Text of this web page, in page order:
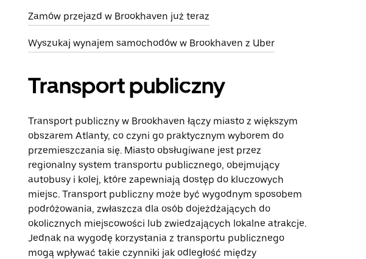
Zamów przejazd w Brookhaven już teraz
Wyszukaj wynajem samochodów w Brookhaven z Uber
Transport publiczny
Transport publiczny w Brookhaven łączy miasto z większym
obszarem Atlanty, co czyni go praktycznym wyborem do
przemieszczania się. Miasto obsługiwane jest przez
regionalny system transportu publicznego, obejmujący
autobusy i kolej, które zapewniają dostęp do kluczowych
miejsc. Transport publiczny może być wygodnym sposobem
podróżowania, zwłaszcza dla osób dojeżdżających do
okolicznych miejscowości lub zwiedzających lokalne atrakcje.
Jednak na wygodę korzystania z transportu publicznego
mogą wpływać takie czynniki jak odległość między